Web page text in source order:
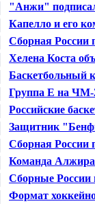
"Анжи"
Нигера Амаду
Капелло и его
Алжиром
Сборная России
путевку в
Хелена Коста
оскорбительным
Баскетбольный
Евролиги на
Группа E на ЧМ-
фаворита
Российские
на Олимпиаду в
Защитник
футбольный
Сборная России
Химках
Команда Алжира
Сборные России
Формат